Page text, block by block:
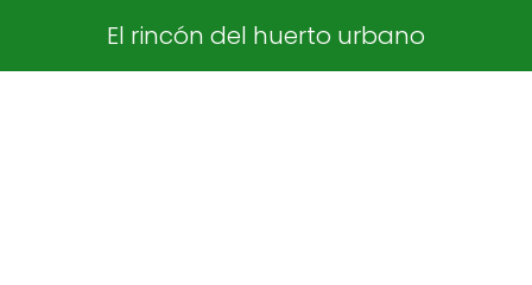
El rincón del huerto urbano